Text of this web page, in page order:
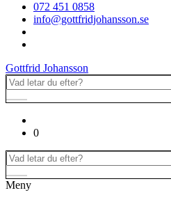
072 451 0858
info@gottfridjohansson.se
Gottfrid Johansson
0
Meny